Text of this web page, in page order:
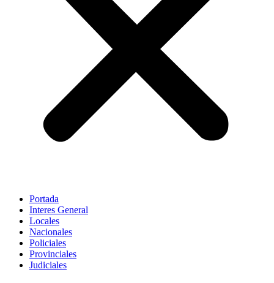
Portada
Interes General
Locales
Nacionales
Policiales
Provinciales
Judiciales